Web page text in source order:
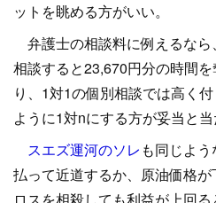
ットを眺める方がいい。
弁護士の相談料に例えるな
相談すると23,670円分の時間
り、1対1の個別相談では高く
ように1対nにする方が妥当と当
スエズ運河のソレ も同じよ
払って近道するか、原油価格